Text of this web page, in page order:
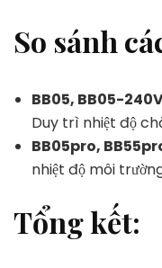
So sánh
BB05, BB05-
Duy trì nhiệt độ
BB05pro,
nhiệt độ môi
Tổng kết: